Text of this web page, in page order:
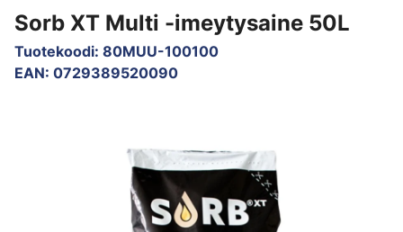
Sorb XT Multi -imeytysaine 50L
Tuotekoodi: 80MUU-100100
EAN: 0729389520090